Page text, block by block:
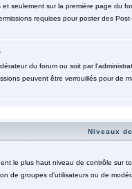
seulement sur la première page du
requises pour poster des
du forum ou soit par
peuvent être verrouillés pour de
Niveaux
le plus haut niveau de contrôle sur
de groupes d'utilisateurs ou de